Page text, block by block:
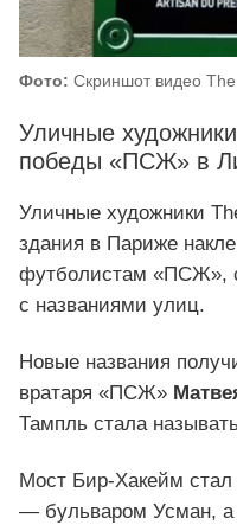
Фото: Скриншот видео
Уличные
победы «ПСЖ» в
Уличные художники
здания в Париже
футболистам «ПСЖ»,
с названиями улиц.
Новые названия
вратаря «ПСЖ»
Тампль стала
Мост Бир-Хакейм
— бульваром Усман,